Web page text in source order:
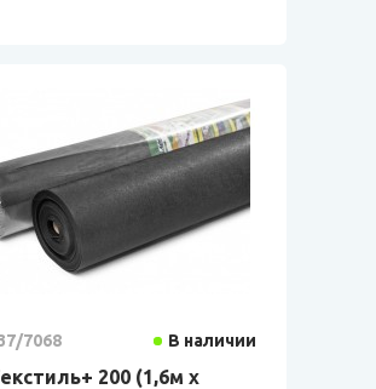
7068 В наличии
200 (1,6м х